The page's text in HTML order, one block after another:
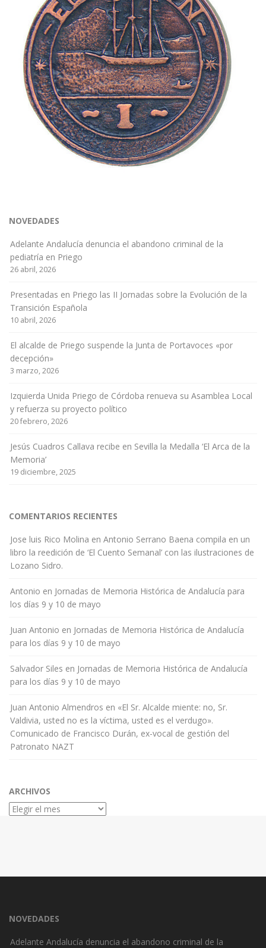
NOVEDADES
Adelante Andalucía denuncia el abandono criminal de la
pediatría en Priego
26 abril, 2026
Presentadas en Priego las II Jornadas sobre la Evolución de la
Transición Española
10 abril, 2026
El alcalde de Priego suspende la Junta de Portavoces «por
decepción»
3 marzo, 2026
Izquierda Unida Priego de Córdoba renueva su Asamblea Local
y refuerza su proyecto político
20 febrero, 2026
Jesús Cuadros Callava recibe en Sevilla la Medalla ‘El Arca de la
Memoria’
19 diciembre, 2025
COMENTARIOS RECIENTES
Jose luis Rico Molina en Antonio Serrano Baena compila en un
libro la reedición de ‘El Cuento Semanal’ con las ilustraciones de
Lozano Sidro.
Antonio en Jornadas de Memoria Histórica de Andalucía para
los días 9 y 10 de mayo
Juan Antonio en Jornadas de Memoria Histórica de Andalucía
para los días 9 y 10 de mayo
Salvador Siles en Jornadas de Memoria Histórica de Andalucía
para los días 9 y 10 de mayo
Juan Antonio Almendros en «El Sr. Alcalde miente: no, Sr.
Valdivia, usted no es la víctima, usted es el verdugo».
Comunicado de Francisco Durán, ex-vocal de gestión del
Patronato NAZT
ARCHIVOS
Archivos
NOVEDADES
Adelante Andalucía denuncia el abandono criminal de la